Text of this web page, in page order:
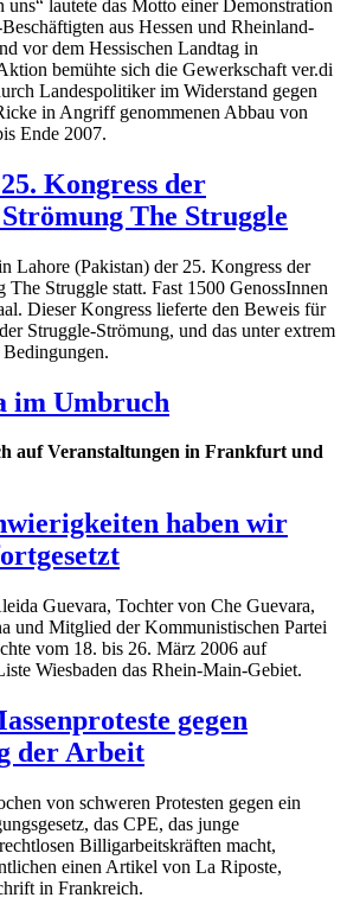
lautete das Motto einer Demonstration
aus Hessen und Rheinland-
vor dem Hessischen Landtag in
bemühte sich die Gewerkschaft ver.di
Landespolitiker im Widerstand gegen
in Angriff genommenen Abbau von
Ende 2007.
Kongress der
The Struggle
Lahore (Pakistan) der 25. Kongress der
The Struggle statt. Fast 1500 GenossInnen
Dieser Kongress lieferte den Beweis für
Struggle-Strömung, und das unter extrem
im Umbruch
auf Veranstaltungen in Frankfurt und
haben wir
Guevara, Tochter von Che Guevara,
und Mitglied der Kommunistischen Partei
vom 18. bis 26. März 2006 auf
Wiesbaden das Rhein-Main-Gebiet.
gegen
der Arbeit
von schweren Protesten gegen ein
das CPE, das junge
Billigarbeitskräften macht,
einen Artikel von La Riposte,
in Frankreich.